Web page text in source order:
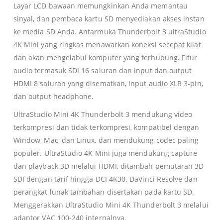
Layar LCD bawaan memungkinkan Anda memantau
sinyal, dan pembaca kartu SD menyediakan akses instan
ke media SD Anda. Antarmuka Thunderbolt 3 ultraStudio
4K Mini yang ringkas menawarkan koneksi secepat kilat
dan akan mengelabui komputer yang terhubung. Fitur
audio termasuk SDI 16 saluran dan input dan output
HDMI 8 saluran yang disematkan, input audio XLR 3-pin,
dan output headphone.
UltraStudio Mini 4K Thunderbolt 3 mendukung video
terkompresi dan tidak terkompresi, kompatibel dengan
Window, Mac, dan Linux, dan mendukung codec paling
populer. UltraStudio 4K Mini juga mendukung capture
dan playback 3D melalui HDMI, ditambah pemutaran 3D
SDI dengan tarif hingga DCI 4K30. DaVinci Resolve dan
perangkat lunak tambahan disertakan pada kartu SD.
Menggerakkan UltraStudio Mini 4K Thunderbolt 3 melalui
adaptor VAC 100-240 internalnya.